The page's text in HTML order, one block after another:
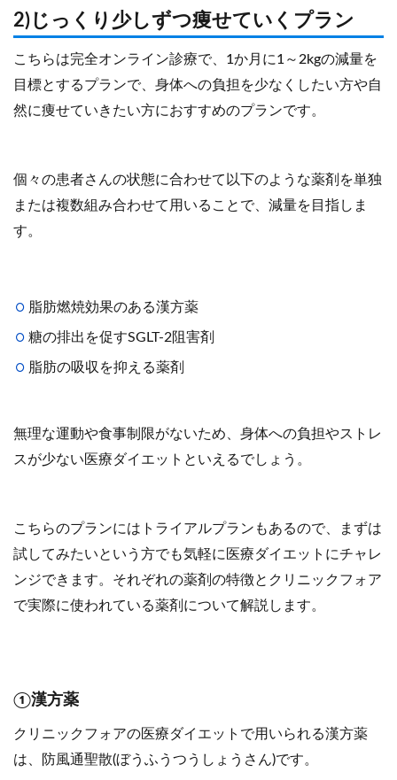
2)じっくり少しずつ痩せていくプラン
こちらは完全オンライン診療で、1か月に1～2kgの減量を
目標とするプランで、身体への負担を少なくしたい方や自
然に痩せていきたい方におすすめのプランです。
個々の患者さんの状態に合わせて以下のような薬剤を単独
または複数組み合わせて用いることで、減量を目指しま
す。
脂肪燃焼効果のある漢方薬
糖の排出を促すSGLT-2阻害剤
脂肪の吸収を抑える薬剤
無理な運動や食事制限がないため、身体への負担やストレ
スが少ない医療ダイエットといえるでしょう。
こちらのプランにはトライアルプランもあるので、まずは
試してみたいという方でも気軽に医療ダイエットにチャレ
ンジできます。それぞれの薬剤の特徴とクリニックフォア
で実際に使われている薬剤について解説します。
①漢方薬
クリニックフォアの医療ダイエットで用いられる漢方薬
は、防風通聖散(ぼうふうつうしょうさん)です。